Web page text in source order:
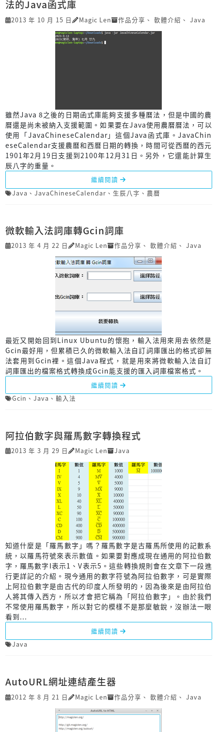
法的Java函式庫
2013 年 10 月 15 日 Magic Len 作品分享 、 軟體介紹 、 Java
雖然Java 8之後的日期函式庫能夠支援多種曆法，但是中國的農
曆還是尚未被納入支援範圍。如果要在Java使用農曆曆法，可以
使用「JavaChineseCalendar」這個Java函式庫。JavaChin
eseCalendar支援農曆和西曆日期的轉換，時間可從西曆的西元
1901年2月19日支援到2100年12月31日。另外，它還能計算生
辰八字的重量。
繼續閱讀
Java 、 JavaChineseCalendar 、 生辰八字 、 農曆
微軟輸入法詞庫轉Gcin詞庫
2013 年 4 月 22 日 Magic Len 作品分享 、 軟體介紹 、 Java
最近又開始回到Linux Ubuntu的懷抱，輸入法用來用去依然是
Gcin最好用，但累積已久的微軟輸入法自訂詞庫匯出的格式卻無
法套用到Gcin裡。這個Java程式，就是用來將微軟輸入法自訂
詞庫匯出的檔案格式轉換成Gcin能支援的匯入詞庫檔案格式。
繼續閱讀
Gcin 、 Java 、 輸入法
阿拉伯數字與羅馬數字轉換程式
2013 年 3 月 29 日 Magic Len Java
知道什麼是「羅馬數字」嗎？羅馬數字是古羅馬所使用的記數系
統，以羅馬符號來表示數值。如果要對應成現在通用的阿拉伯數
字，羅馬數字I表示1、V表示5。這些轉換規則會在文章下一段進
行更詳記的介紹。現今通用的數字符號為阿拉伯數字，可是實際
上阿拉伯數字是由古代的印度人所發明的，因為後來是由阿拉伯
人將其傳入西方，所以才會把它稱為「阿拉伯數字」。由於我們
不常使用羅馬數字，所以對它的模樣不是那麼敏銳，沒辦法一眼
看到...
繼續閱讀
Java
AutoURL網址連結產生器
2012 年 8 月 21 日 Magic Len 作品分享 、 軟體介紹 、 Java